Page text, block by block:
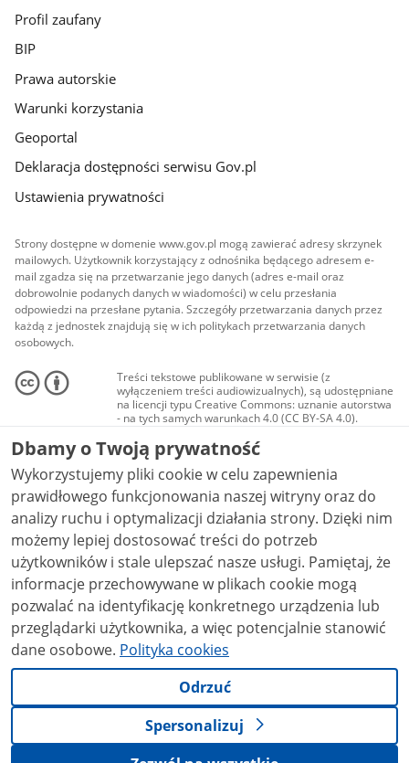
Profil zaufany
BIP
Prawa autorskie
Warunki korzystania
Geoportal
Deklaracja dostępności serwisu Gov.pl
Ustawienia prywatności
Strony dostępne w domenie www.gov.pl mogą zawierać adresy skrzynek
mailowych. Użytkownik korzystający z odnośnika będącego adresem e-
mail zgadza się na przetwarzanie jego danych (adres e-mail oraz
dobrowolnie podanych danych w wiadomości) w celu przesłania
odpowiedzi na przesłane pytania. Szczegóły przetwarzania danych przez
każdą z jednostek znajdują się w ich politykach przetwarzania danych
osobowych.
Treści tekstowe publikowane w serwisie (z
wyłączeniem treści audiowizualnych), są udostępniane
na licencji typu Creative Commons: uznanie autorstwa
- na tych samych warunkach 4.0 (CC BY-SA 4.0).
Materiały audiowizualne, w tym zdjęcia, materiały
audio i wideo, są udostępniane na licencji typu
Creative Commons: uznanie autorstwa użycie
niekomercyjne - bez utworów zależnych 4.0 (CC BY-
NC-ND 4.0), o ile nie jest to stwierdzone inaczej.
Dbamy o Twoją prywatność
Wykorzystujemy pliki cookie w celu zapewnienia
prawidłowego funkcjonowania naszej witryny oraz do
analizy ruchu i optymalizacji działania strony. Dzięki nim
możemy lepiej dostosować treści do potrzeb
użytkowników i stale ulepszać nasze usługi. Pamiętaj, że
informacje przechowywane w plikach cookie mogą
pozwalać na identyfikację konkretnego urządzenia lub
przeglądarki użytkownika, a więc potencjalnie stanowić
dane osobowe. Polityka cookies
Odrzuć
Spersonalizuj